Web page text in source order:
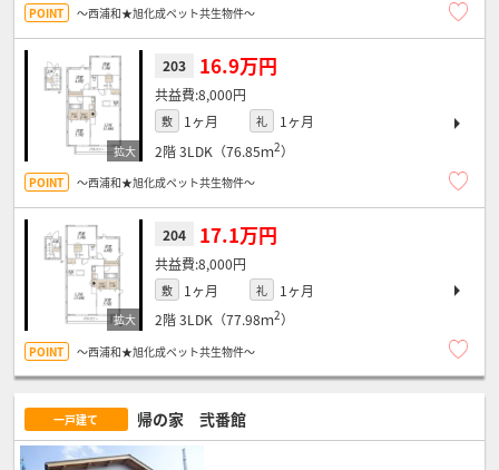
～西浦和★旭化成ペット共生物件～
203 16.9万円
8,000円
敷 1ヶ月 礼
1ヶ月
2階3LDK（76.85ｍ2）
～西浦和★旭化成ペット共生物件～
204 17.1万円
8,000円
敷 1ヶ月 礼
1ヶ月
2階3LDK（77.98ｍ2）
～西浦和★旭化成ペット共生物件～
一戸建て 帰の家 弐番館